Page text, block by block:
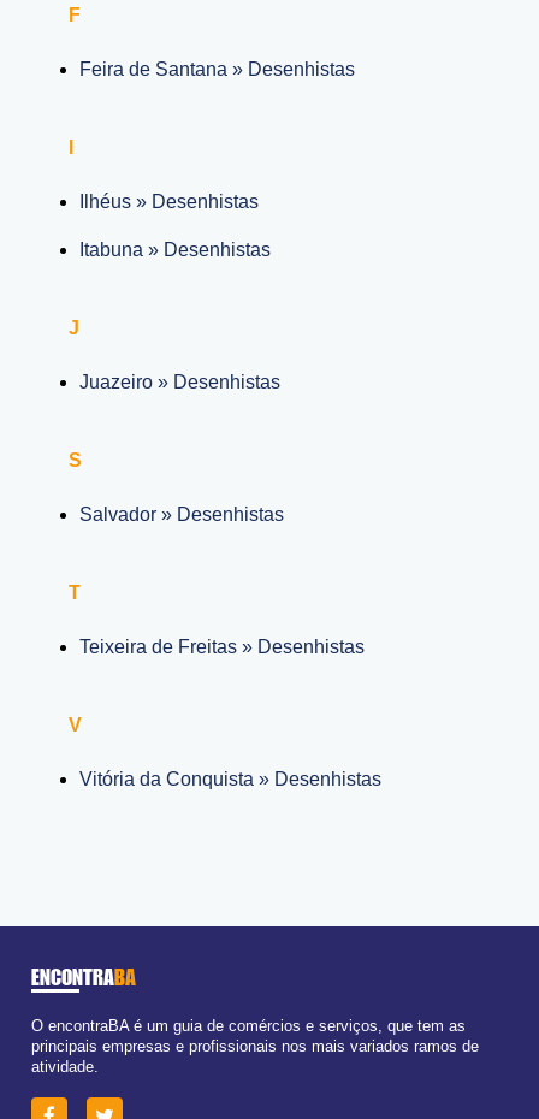
F
Feira de Santana » Desenhistas
Ilhéus » Desenhistas
Itabuna » Desenhistas
J
Juazeiro » Desenhistas
S
Salvador » Desenhistas
T
Teixeira de Freitas » Desenhistas
V
Vitória da Conquista » Desenhistas
ENCONTRABA
O encontraBA é um guia de comércios e serviços, que tem as
principais empresas e profissionais nos mais variados ramos de
atividade.